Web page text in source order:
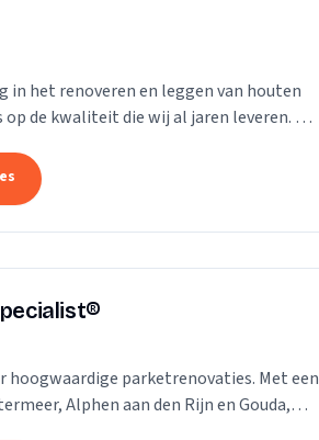
in het renoveren en leggen van houten
de kwaliteit die wij al jaren leveren. Of
hoogwaardige parketrenovaties. Met een
Alphen aan den Rijn en Gouda,